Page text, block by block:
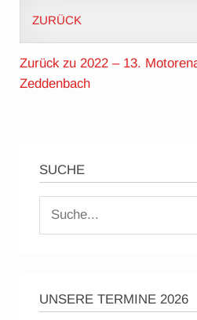
ZURÜCK
Zurück zu 2022 – 13.
Zeddenbach
SUCHE
UNSERE TERMINE 2026